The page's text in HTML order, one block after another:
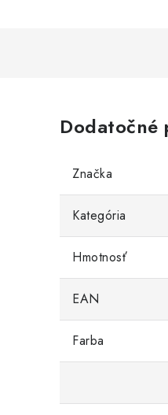
Dodatočné
Značka
Kategória
Hmotnosť
EAN
Farba